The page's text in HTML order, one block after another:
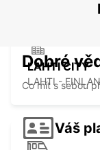
LAHTI CITY
LAHTI -
Dobré
Co mít s sebou
Váš